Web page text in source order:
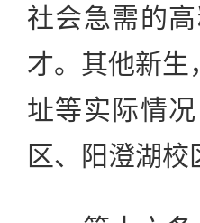
社会急需的
才。其他新生
址等实际情
区、阳澄湖校